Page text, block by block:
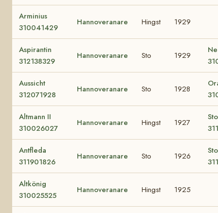
Arminius
310041429
Hannoveranare Hingst 1929
Aspirantin
312138329
Hannoveranare Sto 1929
Aussicht
312071928
Hannoveranare Sto 1928
Altmann II
310026027
Hannoveranare Hingst 1927
Antfleda
311901826
Hannoveranare Sto 1926
Altkönig
310025525
Hannoveranare Hingst 1925